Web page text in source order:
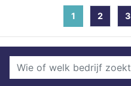
1 (current)
2 3